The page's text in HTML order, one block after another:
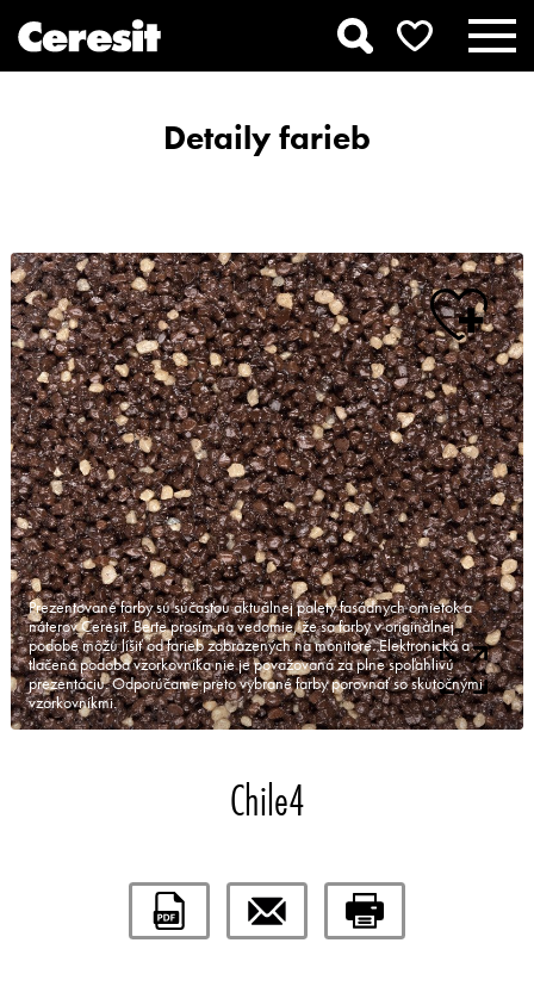
Detaily farieb
Prezentované farby sú súčasťou aktuálnej palety fasádnych omietok a
náterov Ceresit. Berte prosím na vedomie, že sa farby v originálnej
podobe môžu líšiť od farieb zobrazených na monitore. Elektronická a
tlačená podoba vzorkovníka nie je považovaná za plne spoľahlivú
prezentáciu. Odporúčame preto vybrané farby porovnať so skutočnými
vzorkovníkmi.
Chile4